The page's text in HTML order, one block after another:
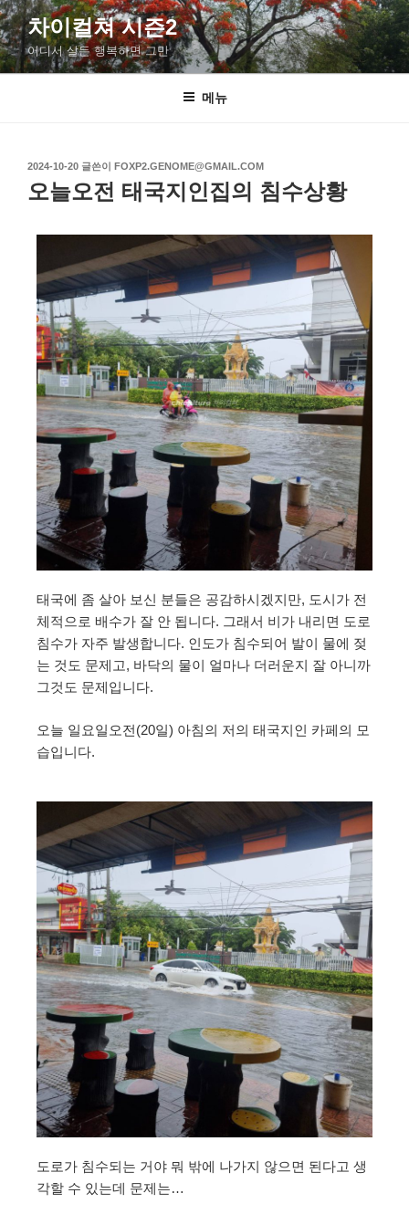
차이컬쳐 시즌2
어디서 살든 행복하면 그만
메뉴
2024-10-20 글쓴이 FOXP2.GENOME@GMAIL.COM
오늘오전 태국지인집의 침수상황
태국에 좀 살아 보신 분들은 공감하시겠지만, 도시가 전
체적으로 배수가 잘 안 됩니다. 그래서 비가 내리면 도로
침수가 자주 발생합니다. 인도가 침수되어 발이 물에 젖
는 것도 문제고, 바닥의 물이 얼마나 더러운지 잘 아니까
그것도 문제입니다.
오늘 일요일오전(20일) 아침의 저의 태국지인 카페의 모
습입니다.
도로가 침수되는 거야 뭐 밖에 나가지 않으면 된다고 생
각할 수 있는데 문제는…